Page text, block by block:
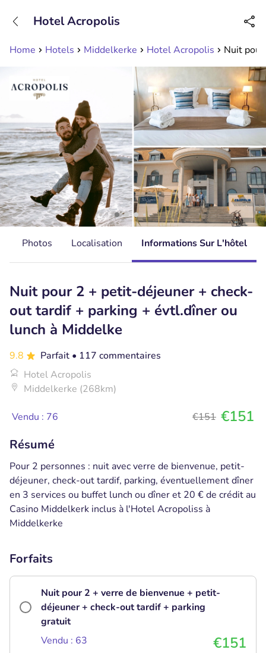
Disponible jusqu'à 23:00 heures
Home Hotels Middelkerke Hotel Acropolis Nuit
Hotel Acropolis
Photos Localisation Informations Sur L'hôtel
Nuit pour 2 + petit-déjeuner + check-
out tardif + parking + évtl.dîner ou
lunch à Middelke
9.8 Parfait • 117 commentaires
Hotel Acropolis
Middelkerke (268km)
Vendu : 76 €151 €151
Résumé
Pour 2 personnes : nuit avec verre de bienvenue, petit-
déjeuner, check-out tardif, parking, éventuellement dîner
en 3 services ou buffet lunch ou dîner et 20 € de crédit au
Casino Middelkerk inclus à l'Hotel Acropoliss à
Middelkerke
Forfaits
Nuit pour 2 + verre de bienvenue + petit-
déjeuner + check-out tardif + parking
gratuit
Vendu : 63
€151